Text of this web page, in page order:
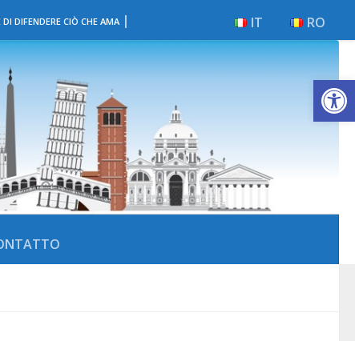
Apri la
DIFENDERE CIÒ CHE AMA | RO
IT